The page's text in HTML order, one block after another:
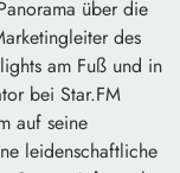
über die
des
am Fuß und in
bei Star.FM
auf seine
leidenschaftliche